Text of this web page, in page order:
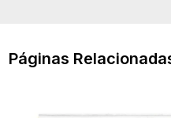
Páginas